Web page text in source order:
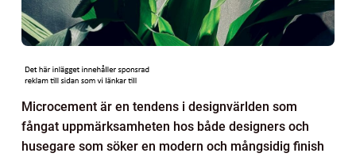
Microcement är en tendens i designvärlden som
fångat uppmärksamheten hos både designers och
husegare som söker en modern och mångsidig finish